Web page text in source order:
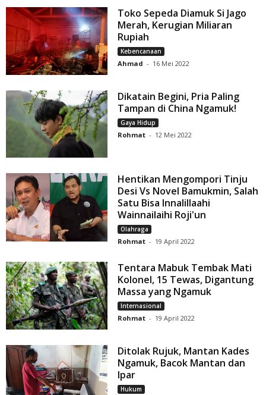
Toko Sepeda Diamuk Si Jago
Merah, Kerugian Miliaran
Rupiah
Kebencanaan
Ahmad - 16 Mei 2022
Dikatain Begini, Pria Paling
Tampan di China Ngamuk!
Gaya Hidup
Rohmat - 12 Mei 2022
Hentikan Mengompori Tinju
Desi Vs Novel Bamukmin, Salah
Satu Bisa Innalillaahi
Wainnailaihi Roji'un
Olahraga
Rohmat - 19 April 2022
Tentara Mabuk Tembak Mati
Kolonel, 15 Tewas, Digantung
Massa yang Ngamuk
Internasional
Rohmat - 19 April 2022
Ditolak Rujuk, Mantan Kades
Ngamuk, Bacok Mantan dan
Ipar
Hukum